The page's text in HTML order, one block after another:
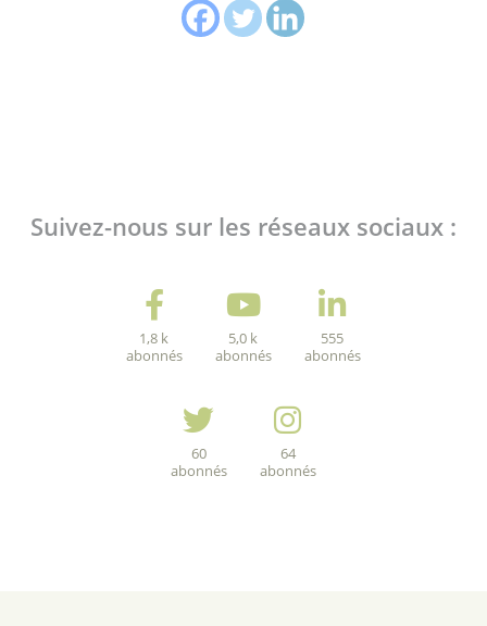
Suivez-nous sur les réseaux sociaux :
1,8 k
abonnés
5,0 k
abonnés
555
abonnés
60
abonnés
64
abonnés